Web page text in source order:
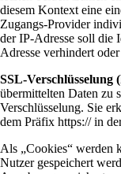
diesem Kontext eine
Zugangs-Provider
der IP-Adresse soll die
Adresse verhindert
SSL-Verschlüsselung
übermittelten Daten zu
Verschlüsselung. Sie
dem Präfix https:// in
Als „Cookies“ werden
Nutzer gespeichert